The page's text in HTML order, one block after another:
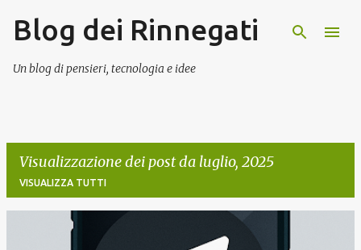
Passa ai contenuti principali
Blog dei Rinnegati
Un blog di pensieri, tecnologia e idee
Visualizzazione dei post da luglio, 2025
VISUALIZZA TUTTI